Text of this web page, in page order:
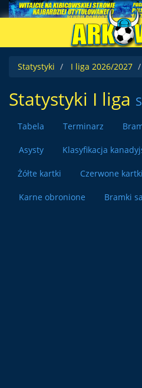
Statystyki
I liga 2026/2027
Statystyki I liga
Tabela Terminarz
Asysty Klasyfikacja
Żółte kartki Czerwone kartki
Karne obronione Bramki